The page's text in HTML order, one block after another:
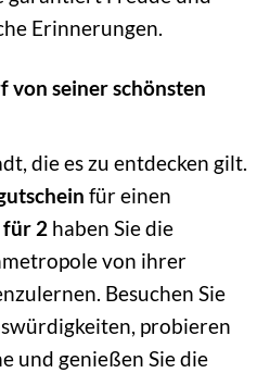
Erinnerungen.
von seiner schönsten
die es zu entdecken gilt.
für einen
2 haben Sie die
von ihrer
Besuchen Sie
probieren
und genießen Sie die